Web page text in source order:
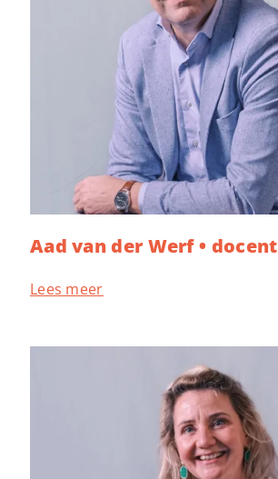
Aad van der Werf • docent
Lees meer